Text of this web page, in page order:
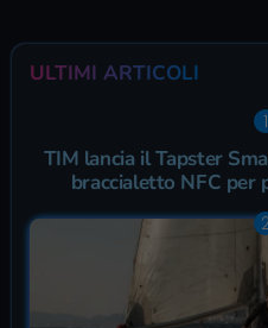
ULTIMI ARTICOLI
TIM lancia il Tapster
braccialetto NFC per